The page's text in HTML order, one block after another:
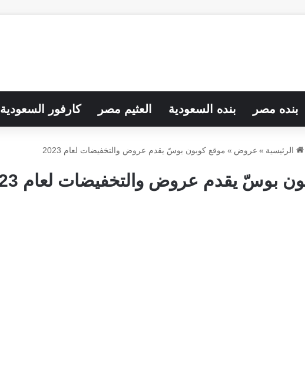
بنده مصر بنده السعودية العثيم مصر كارفور السعودية
الرئيسية » عروض » موقع كوبون بوسّ يقدم عروض والتخفيضات لعام 2023
بوسّ يقدم عروض والتخفيضات لعام 2023